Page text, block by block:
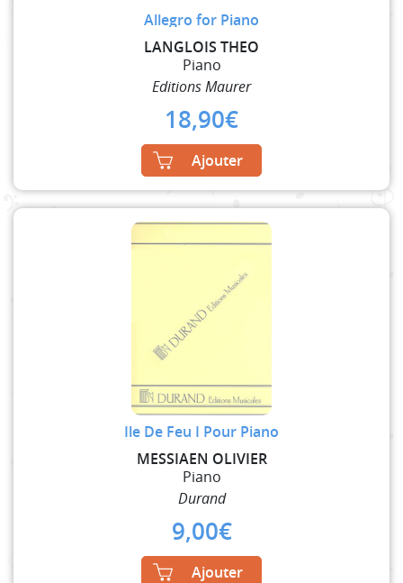
Allegro for Piano
LANGLOIS THEO
Piano
Editions Maurer
18,90€
Ajouter
Ile De Feu I Pour Piano
MESSIAEN OLIVIER
Piano
Durand
9,00€
Ajouter